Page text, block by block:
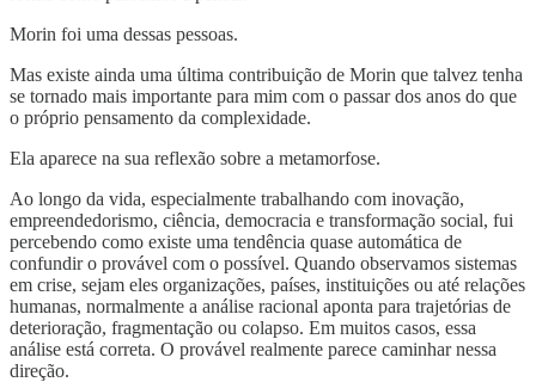
Morin foi uma dessas pessoas.
Mas existe ainda uma última contribuição de Morin que talvez tenha
se tornado mais importante para mim com o passar dos anos do que
o próprio pensamento da complexidade.
Ela aparece na sua reflexão sobre a metamorfose.
Ao longo da vida, especialmente trabalhando com inovação,
empreendedorismo, ciência, democracia e transformação social, fui
percebendo como existe uma tendência quase automática de
confundir o provável com o possível. Quando observamos sistemas
em crise, sejam eles organizações, países, instituições ou até relações
humanas, normalmente a análise racional aponta para trajetórias de
deterioração, fragmentação ou colapso. Em muitos casos, essa
análise está correta. O provável realmente parece caminhar nessa
direção.